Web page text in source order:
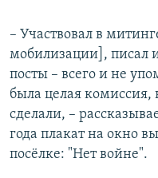
– Участвовал в
мобилизации], писал
посты – всего и не
была целая комиссия,
сделали, –
года плакат на окно
посёлке: "Нет войне".